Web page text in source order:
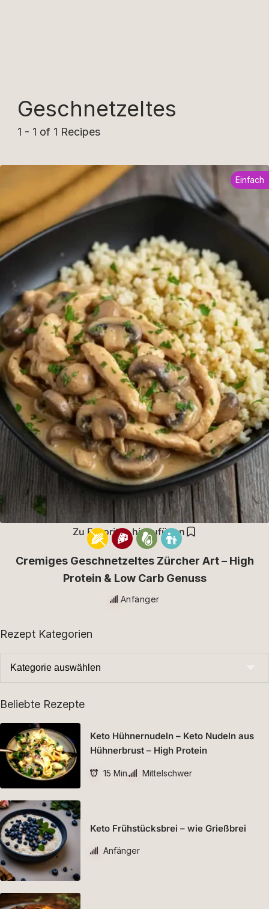
Geschnetzeltes
1 - 1 of 1 Recipes
Zu Favoriten hinzufügen
Einfach
Cremiges Geschnetzeltes Zürcher Art – High
Protein & Low Carb Genuss
Anfänger
Rezept Kategorien
Beliebte Rezepte
Keto Hühnernudeln – Keto Nudeln aus
Hühnerbrust – High Protein
15 Min. Mittelschwer
Keto Frühstücksbrei – wie Grießbrei
Anfänger